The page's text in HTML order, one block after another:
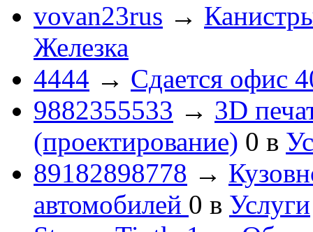
vovan23rus →
Железка
4444 → Сдается офис
9882355533 → 3D
(проектирование) 0 в
89182898778 →
автомобилей 0 в Услуги